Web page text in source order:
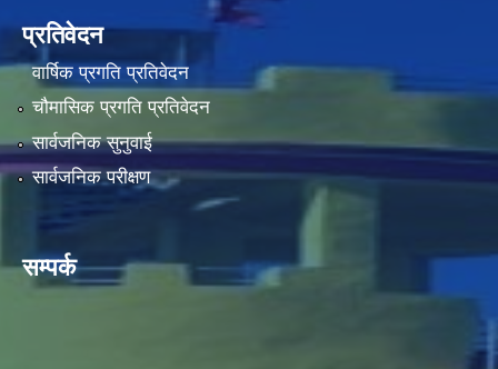
प्रतिवेदन
वार्षिक प्रगति प्रतिवेदन
चौमासिक प्रगति प्रतिवेदन
सार्वजनिक सुनुवाई
सार्वजनिक परीक्षण
सम्पर्क